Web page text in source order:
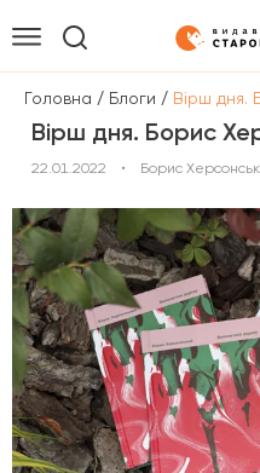
Головна / Блоги / Вірш дня.
Вірш дня. Борис
22.01.2022 • Борис